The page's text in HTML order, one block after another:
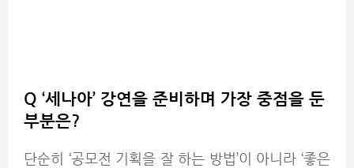
Q ‘세나아’ 강연을 준비하며 가장 중점을 둔
부분은?
단순히 ‘공모전 기획을 잘 하는 방법’이 아니라 ‘좋은